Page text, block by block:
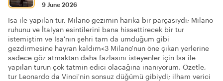
9 June 2026
Isa ile yapılan tur, Milano gezimin harika bir parçasıydı; Milano
ruhunu ve İtalyan esintilerini bana hissettirecek bir tur
istemiştim ve Isa'nın şehri tam da umduğum gibi
gezdirmesine hayran kaldım<3 Milano'nun öne çıkan yerlerine
sadece göz atmaktan daha fazlasını isteyenler için Isa ile
yapılan turun çok tatmin edici olacağına inanıyorum. Özetle,
tur Leonardo da Vinci'nin sonsuz düğümü gibiydi; ilham verici